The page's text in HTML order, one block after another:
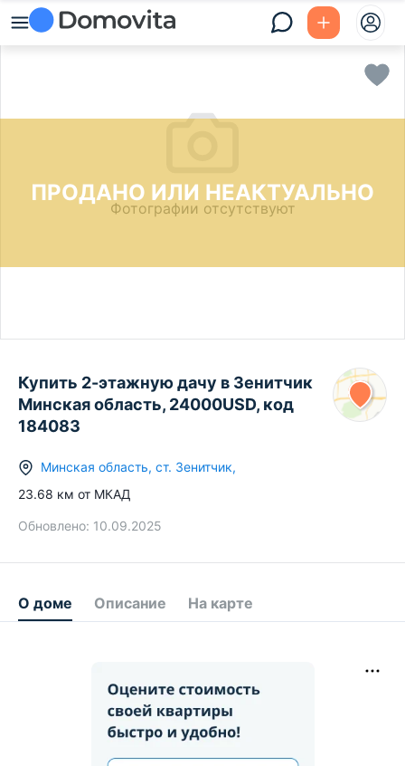
ПРОДАНО ИЛИ НЕАКТУАЛЬНО
Фотографии отсутствуют
Купить 2-этажную дачу в Зенитчик
Минская область, 24000USD, код
184083
Минская область, ст. Зенитчик,
23.68 км от МКАД
Обновлено: 10.09.2025
О доме Описание На карте